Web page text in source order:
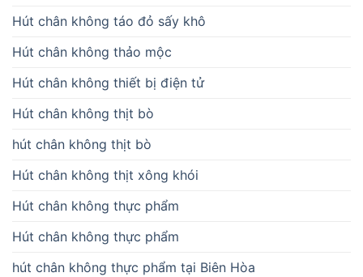
Hút chân không táo đỏ sấy khô
Hút chân không thảo mộc
Hút chân không thiết bị điện tử
Hút chân không thịt bò
hút chân không thịt bò
Hút chân không thịt xông khói
Hút chân không thực phẩm
Hút chân không thực phẩm
hút chân không thực phẩm tại Biên Hòa